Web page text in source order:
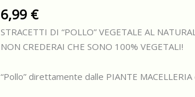
6,99 €
STRACETTI DI “POLLO” VEGETALE AL
NON CREDERAI CHE SONO 100% VEGETALI!
“Pollo” direttamente dalle PIANTE